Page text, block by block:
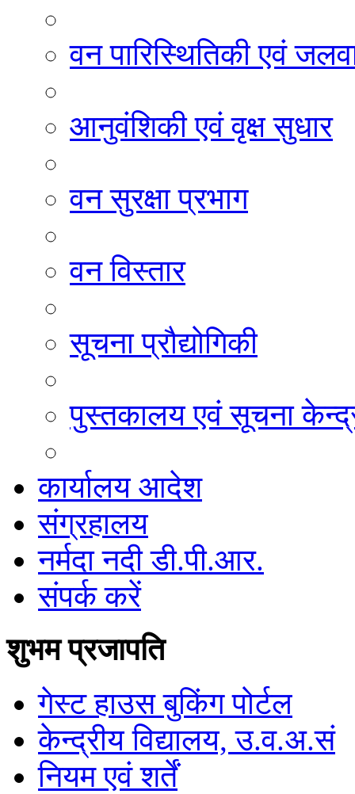
वन पारिस्थितिकी एवं
आनुवंशिकी एवं वृक्ष सुधार
वन सुरक्षा प्रभाग
वन विस्तार
सूचना प्रौद्योगिकी
पुस्तकालय एवं सूचना
कार्यालय आदेश
संग्रहालय
नर्मदा नदी डी.पी.आर.
संपर्क करें
शुभम प्रजापति
गेस्ट हाउस बुकिंग पोर्टल
केन्द्रीय विद्यालय, उ.व.अ.सं
नियम एवं शर्तें